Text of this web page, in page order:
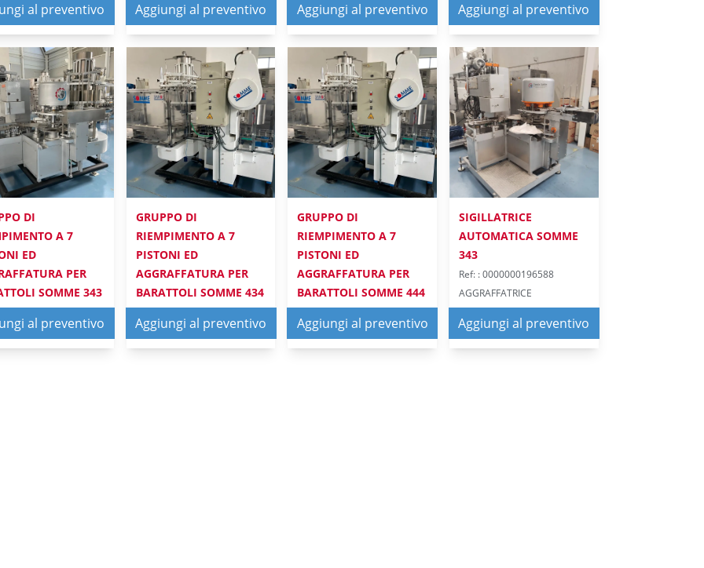
al preventivo Aggiungi al preventivo Aggiungi al preventivo Aggiungi al preventivo
DI
A 7
ED
PER
SOMME 343
al preventivo
GRUPPO DI
RIEMPIMENTO A 7
PISTONI ED
AGGRAFFATURA PER
BARATTOLI SOMME 434
AGGRAFFATRICE
Aggiungi al preventivo
GRUPPO DI
RIEMPIMENTO A 7
PISTONI ED
AGGRAFFATURA PER
BARATTOLI SOMME 444
AGGRAFFATRICE
Aggiungi al preventivo
SIGILLATRICE
AUTOMATICA SOMME
343
Ref: : 0000000196588
AGGRAFFATRICE
Aggiungi al preventivo